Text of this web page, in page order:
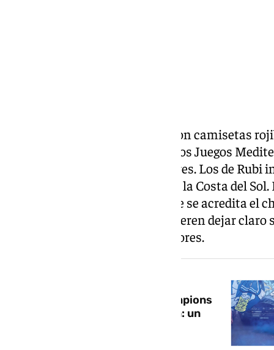
Más de un millar de personas con camisetas
recta de tribuna del Estadio de los Juegos
sábado al mediodía a su jugadores. Los de
almeriense para poner rumbo a la Costa del
intensidad y emoción con la que se acredita el
los aficionados almerienses quieren dejar claro
manera despedirán a sus jugadores.
Un dispositivo policial de ‘Champions
League’ para el Málaga-Almería: un